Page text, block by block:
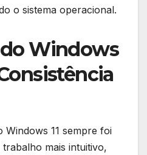
o sistema operacional.
Windows
11 sempre foi
mais intuitivo,